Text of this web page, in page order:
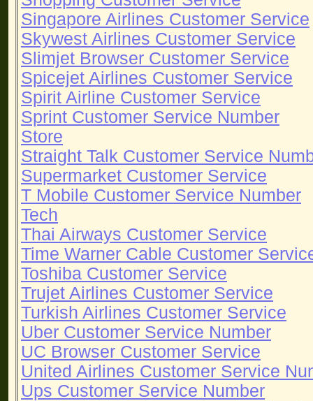
Singapore Airlines Customer Service
Skywest Airlines Customer Service
Slimjet Browser Customer Service
Spicejet Airlines Customer Service
Spirit Airline Customer Service
Sprint Customer Service Number
Store
Straight Talk Customer Service
Supermarket Customer Service
T Mobile Customer Service Number
Tech
Thai Airways Customer Service
Time Warner Cable Customer
Toshiba Customer Service
Trujet Airlines Customer Service
Turkish Airlines Customer Service
Uber Customer Service Number
UC Browser Customer Service
United Airlines Customer Service
Ups Customer Service Number